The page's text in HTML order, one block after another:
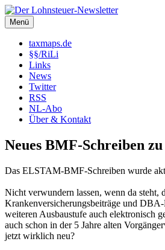
Zum
Inhalt
springen
Der Lohnsteuer-Newsletter
Steuerliche Informationen rund um das
SozVers, AR und mehr).
Menü
taxmaps.de
§§/RiLi
Links
News
Twitter
RSS
NL-Abo
Über & Kontakt
Neues BMF-Schreiben
Das ELSTAM-BMF-Schreiben wurde
Nicht verwundern lassen, wenn da steht,
Krankenversicherungsbeiträge und
weiteren Ausbaustufe auch elektronisch
auch schon in der 5 Jahre alten
jetzt wirklich neu?